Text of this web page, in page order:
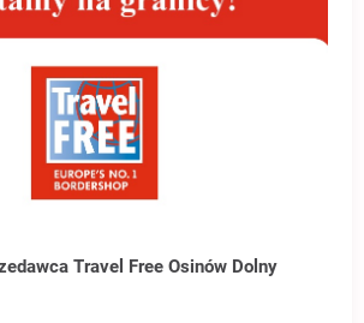
Travel Free Osinów Dolny